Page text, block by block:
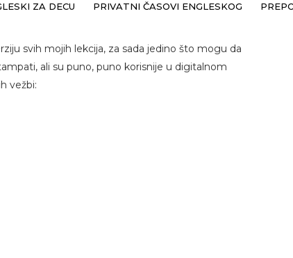
ZA DECU PRIVATNI ČASOVI ENGLESKOG
svih mojih lekcija, za sada jedino što mogu da
ali su puno, puno korisnije u digitalnom
vežbi: